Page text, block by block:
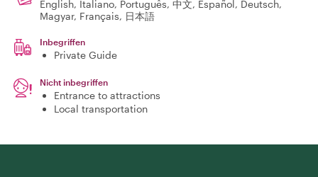
English, Italiano, Português, 中文, Español, Deutsch,
Magyar, Français, 日本語
Inbegriffen
Private Guide
Nicht inbegriffen
Entrance to attractions
Local transportation